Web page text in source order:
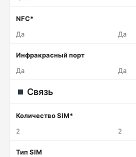
NFC*
Да
Да
Инфракрасный порт
Да
Да
Связь
Количество SIM*
2
2
Тип SIM